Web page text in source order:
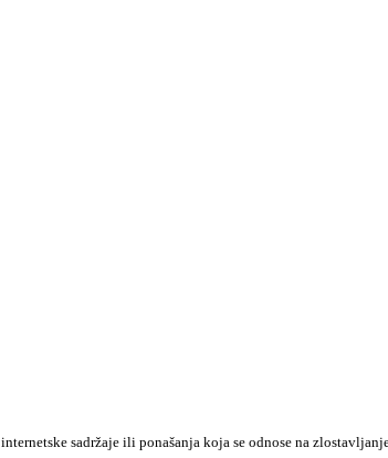
sadržaje ili ponašanja koja se odnose na